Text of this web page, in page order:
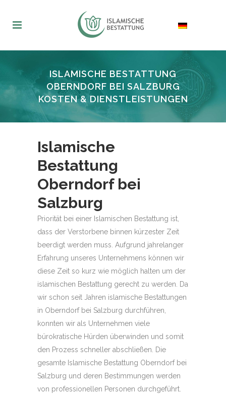
ISLAMISCHE BESTATTUNG
OBERNDORF BEI SALZBURG
KOSTEN & DIENSTLEISTUNGEN
Islamische
Bestattung
Oberndorf bei
Salzburg
Priorität bei einer Islamischen Bestattung ist,
dass der Verstorbene binnen kürzester Zeit
beerdigt werden muss. Aufgrund jahrelanger
Erfahrung unseres Unternehmens können wir
diese Zeit so kurz wie möglich halten um der
islamischen Bestattung gerecht zu werden. Da
wir schon seit Jahren islamische Bestattungen
in Oberndorf bei Salzburg durchführen,
konnten wir als Unternehmen viele
bürokratische Hürden überwinden und somit
den Prozess schneller abschließen. Die
gesamte Islamische Bestattung Oberndorf bei
Salzburg und deren Bestimmungen werden
von professionellen Personen durchgeführt.